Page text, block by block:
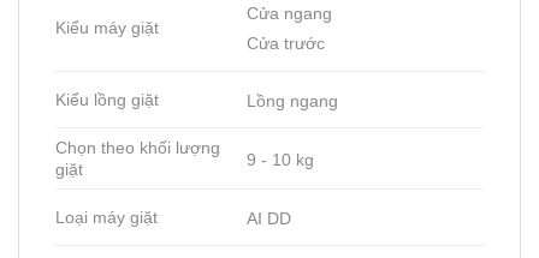
Kiểu máy giặt
Cửa ngang
Cửa trước
Kiểu lồng giặt Lồng ngang
Chọn theo khối lượng
giặt
9 - 10 kg
Loại máy giặt AI DD